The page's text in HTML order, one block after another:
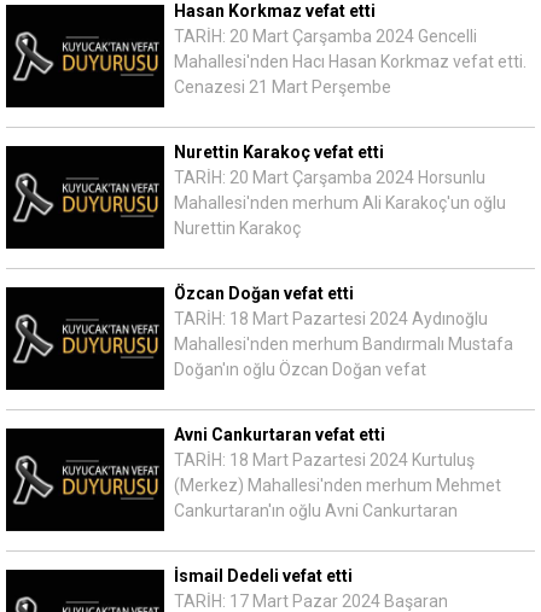
Hasan Korkmaz vefat etti
TARİH: 20 Mart Çarşamba 2024 Gencelli
Mahallesi'nden Hacı Hasan Korkmaz vefat etti.
Cenazesi 21 Mart Perşembe
Nurettin Karakoç vefat etti
TARİH: 20 Mart Çarşamba 2024 Horsunlu
Mahallesi'nden merhum Ali Karakoç'un oğlu
Nurettin Karakoç
Özcan Doğan vefat etti
TARİH: 18 Mart Pazartesi 2024 Aydınoğlu
Mahallesi'nden merhum Bandırmalı Mustafa
Doğan'ın oğlu Özcan Doğan vefat
Avni Cankurtaran vefat etti
TARİH: 18 Mart Pazartesi 2024 Kurtuluş
(Merkez) Mahallesi'nden merhum Mehmet
Cankurtaran'ın oğlu Avni Cankurtaran
İsmail Dedeli vefat etti
TARİH: 17 Mart Pazar 2024 Başaran